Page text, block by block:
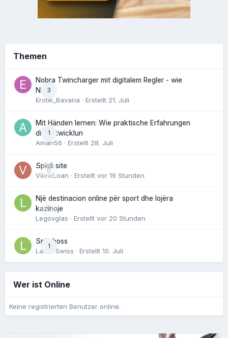
Themen
3
Nobra Twincharger mit digitalem Regler - wie
NEU!
Erotik_Bavaria · Erstellt 21. Juli
1
Mit Händen lernen: Wie praktische Erfahrungen
die Entwicklun
Aman56 · Erstellt 28. Juli
0
Spiidi site
VilewLoan · Erstellt vor 19 Stunden
0
Një destinacion online për sport dhe lojëra
kazinoje
Legovglas · Erstellt vor 20 Stunden
1
Spin boss
Laker Swiss · Erstellt 10. Juli
Wer ist Online
Keine registrierten Benutzer online.